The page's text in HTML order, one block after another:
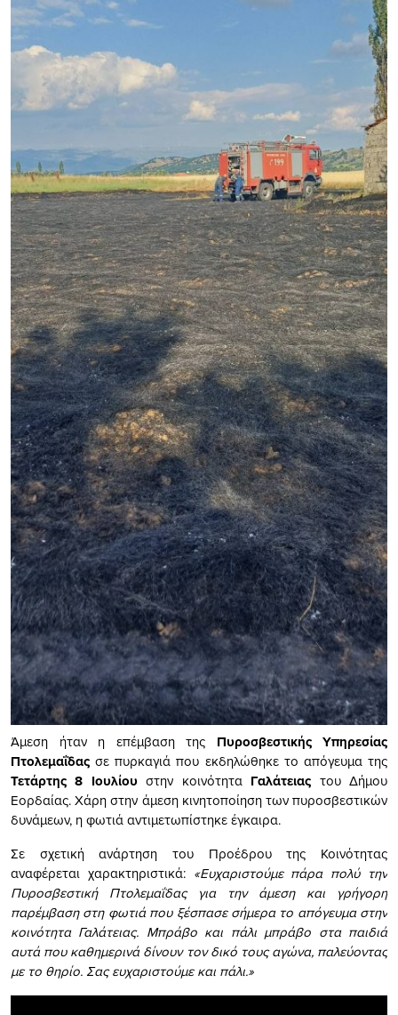
Άμεση ήταν η επέμβαση της Πυροσβεστικής Υπηρεσίας
Πτολεμαΐδας σε πυρκαγιά που εκδηλώθηκε το απόγευμα της
Τετάρτης 8 Ιουλίουστην κοινότητα Γαλάτειας του Δήμου
Εορδαίας. Χάρη στην άμεση κινητοποίηση των πυροσβεστικών
δυνάμεων, η φωτιά αντιμετωπίστηκε έγκαιρα.
Σε σχετική ανάρτηση του Προέδρου της Κοινότητας
αναφέρεται χαρακτηριστικά: «Ευχαριστούμε πάρα πολύ την
Πυροσβεστική Πτολεμαΐδας για την άμεση και γρήγορη
παρέμβαση στη φωτιά που ξέσπασε σήμερα το απόγευμα στην
κοινότητα Γαλάτειας. Μπράβο και πάλι μπράβο στα παιδιά
αυτά που καθημερινά δίνουν τον δικό τους αγώνα, παλεύοντας
με το θηρίο. Σας ευχαριστούμε και πάλι.»